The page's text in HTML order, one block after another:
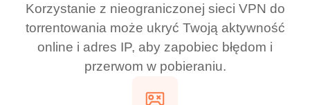
Korzystanie z nieograniczonej sieci VPN do
torrentowania może ukryć Twoją aktywność
online i adres IP, aby zapobiec błędom i
przerwom w pobieraniu.